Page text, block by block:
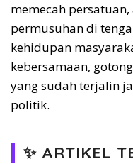
memecah
permusuhan di
kehidupan
kebersamaan,
yang sudah terjalin
politik.
✨ ARTIKEL